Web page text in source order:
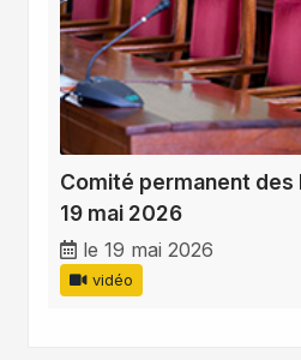
Comité permanent
19 mai 2026
le 19 mai 2026
vidéo